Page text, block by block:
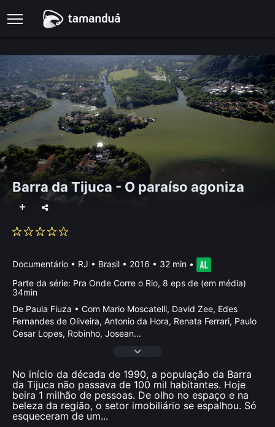
Barra da Tijuca - O paraíso agoniza
Documentário • RJ • Brasil • 2016 • 32 min •
Parte da série: Pra Onde Corre o Rio, 8 eps de (em média)
34min
De Paula Fiuza • Com Mario Moscatelli, David Zee, Edes
Fernandes de Oliveira, Antonio da Hora, Renata Ferrari, Paulo
Cesar Lopes, Robinho, Josean...
No início da década de 1990, a população da Barra
da Tijuca não passava de 100 mil habitantes. Hoje
beira 1 milhão de pessoas. De olho no espaço e na
beleza da região, o setor imobiliário se espalhou. Só
esqueceram de um...